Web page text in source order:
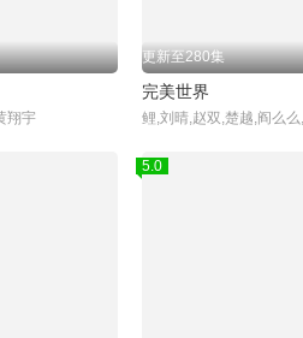
翔宇
更新至280集
完美世界
5.0